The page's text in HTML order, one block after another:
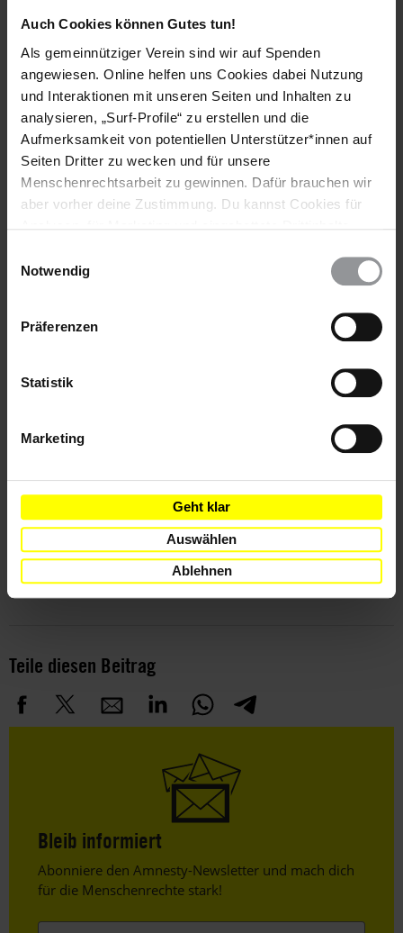
Auch Cookies können Gutes tun!
Als gemeinnütziger Verein sind wir auf Spenden
angewiesen. Online helfen uns Cookies dabei Nutzung
und Interaktionen mit unseren Seiten und Inhalten zu
analysieren, „Surf-Profile“ zu erstellen und die
Aufmerksamkeit von potentiellen Unterstützer*innen auf
Seiten Dritter zu wecken und für unsere
Menschenrechtsarbeit zu gewinnen. Dafür brauchen wir
aber vorher deine Zustimmung. Du kannst Cookies für
wieder ändern. Diesen Banner kannst Du über den Link
Notwendig
Präferenzen
Statistik
Marketing
Geht klar
Auswählen
Ablehnen
arbeiten lassen", so Ulm-Düsterhöf
Hintergrund
Am 8. August fanden in Kenia Wahlen statt, aus denen der
amtierende Präsident Uhuru Kenyatta nach offiziellen
Angaben der Kenianischen Wahlkommission als Sieger
hervorging. Die Opposition unter Führung des
Präsidentschaftskandidaten Raila Odingas hat das Ergebnis
Neben dem Präsidenten wurden auch Gouverneure in den
Regionen, die Regionalparlamente, Frauenvertreterinnen in
Weitere Informationen
Kenia
Themen
Justiz Meinungsfreiheit Polizei Und Menschenrechte
Teile diesen Beitrag
Bleib informiert
Header
Text
Abonniere den Amnesty-Newsletter und mach dich
für die Menschenrechte stark!